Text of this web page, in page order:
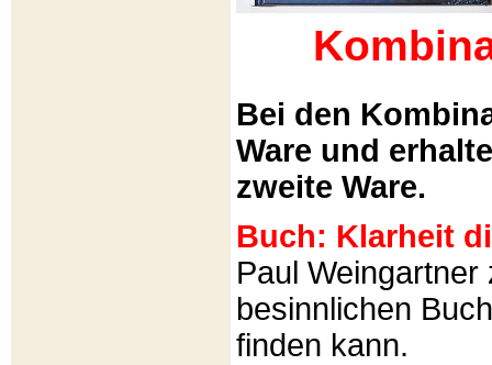
Bei den
Ware und
zweite Ware.
Buch: Klarheit
Paul
besinnlichen
finden kann.